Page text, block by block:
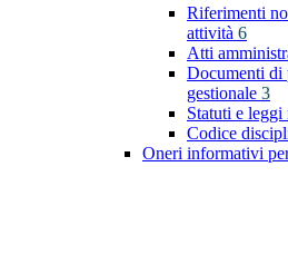
Riferimenti
attività 6
Atti
Documenti di
gestionale 3
Statuti e leggi
Codice
Oneri informativi